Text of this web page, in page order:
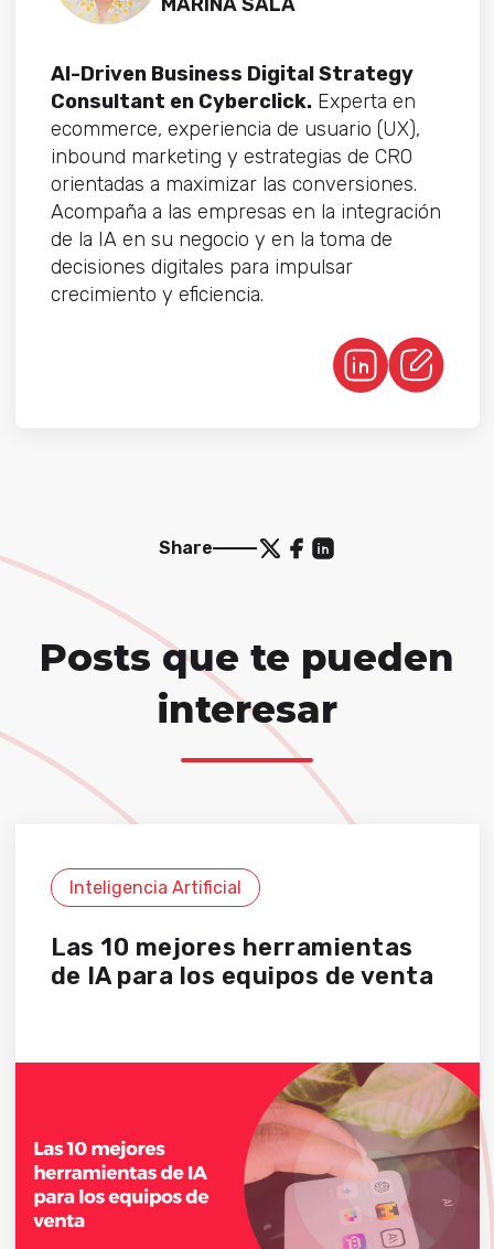
AI-Driven Business Digital Strategy
Consultant en Cyberclick.Experta en
ecommerce, experiencia de usuario (UX),
inbound marketing y estrategias de CRO
orientadas a maximizar las conversiones.
Acompaña a las empresas en la integración
de la IA en su negocio y en la toma de
decisiones digitales para impulsar
crecimiento y eficiencia.
Share
Posts que te pueden
interesar
Inteligencia Artificial
Las 10 mejores herramientas
de IA para los equipos de venta